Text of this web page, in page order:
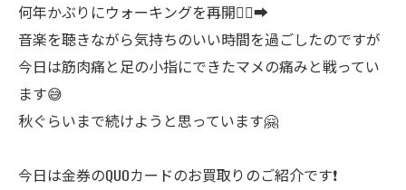
何年かぶりにウォーキングを再開🚶‍♂️‍➡️
音楽を聴きながら気持ちのいい時間を過ごしたのですが
今日は筋肉痛と足の小指にできたマメの痛みと戦ってい
ます😅
秋ぐらいまで続けようと思っています🤗
今日は金券のQUOカードのお買取りのご紹介です❗